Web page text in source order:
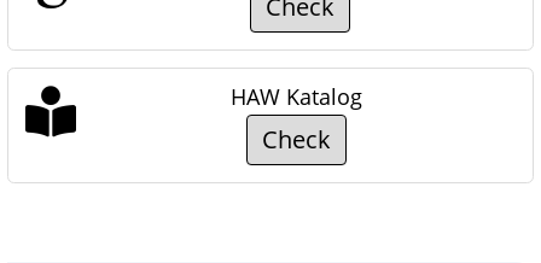
Check
HAW Katalog
Check